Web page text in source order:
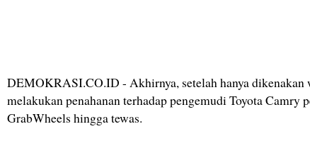
DEMOKRASI.CO.ID - Akhirnya, setelah hanya
melakukan penahanan terhadap pengemudi Toyota Camry
GrabWheels hingga tewas.